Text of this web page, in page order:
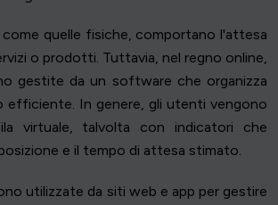
come quelle fisiche, comportano l'attesa
o prodotti. Tuttavia, nel regno online,
gestite da un software che organizza
efficiente. In genere, gli utenti vengono
virtuale, talvolta con indicatori che
e il tempo di attesa stimato.
utilizzate da siti web e app per gestire